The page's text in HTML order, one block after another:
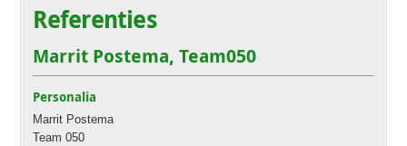
Referenties
Marrit Postema, Team050
Personalia
Marrit Postema
Team 050